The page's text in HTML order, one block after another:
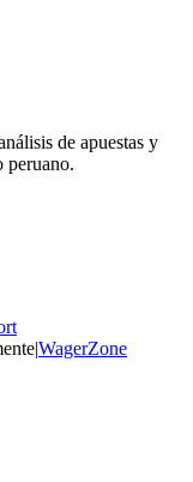
de apuestas y
peruano.
|WagerZone